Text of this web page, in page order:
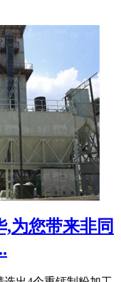
为您带来非同